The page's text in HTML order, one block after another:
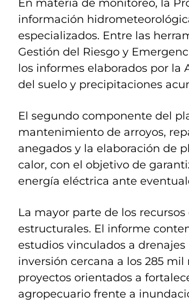
En materia de monitoreo, la
información
especializados. Entre las
Gestión del Riesgo y
los informes elaborados por
del suelo y precipitaciones
El segundo componente del
mantenimiento de arroyos,
anegados y la elaboración de
calor, con el objetivo de
energía eléctrica ante
La mayor parte de los
estructurales. El informe
estudios vinculados a
inversión cercana a los 285
proyectos orientados a
agropecuario frente a